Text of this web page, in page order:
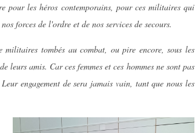
pour les héros contemporains, pour ces militaires qui
forces de l'ordre et de nos services de secours.
tombés au combat, ou pire encore, sous les
leurs amis. Car ces femmes et ces hommes ne sont pas
engagement de sera jamais vain, tant que nous les